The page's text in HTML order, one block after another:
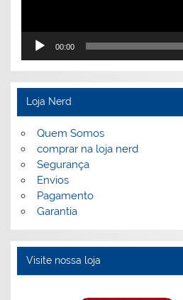
00:00
Loja Nerd
Quem Somos
comprar na loja nerd
Segurança
Envios
Pagamento
Garantia
Visite nossa loja